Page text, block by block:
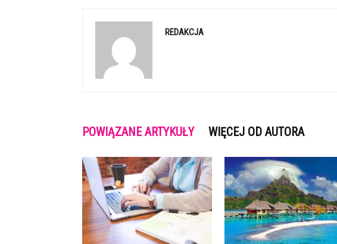
REDAKCJA
POWIĄZANE ARTYKUŁY WIĘCEJ OD AUTORA